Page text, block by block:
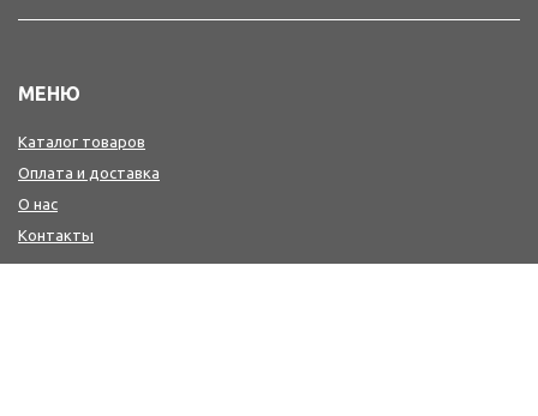
МЕНЮ
Каталог товаров
Оплата и доставка
О нас
Контакты